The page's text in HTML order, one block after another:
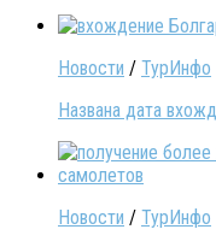
Новости / ТурИнфо
Названа дата
Новости / ТурИнфо